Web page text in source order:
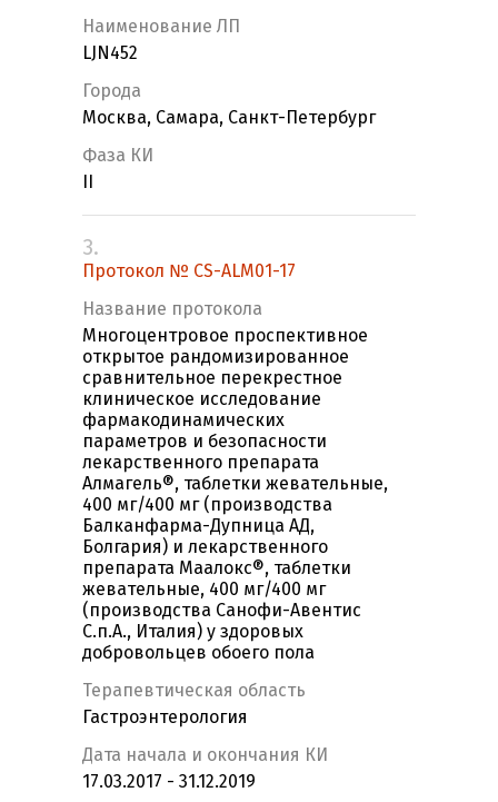
Наименование ЛП
LJN452
Города
Москва, Самара, Санкт-Петербург
Фаза КИ
3.
Протокол № CS-ALM01-17
Название протокола
Многоцентровое проспективное
открытое рандомизированное
сравнительное перекрестное
клиническое исследование
фармакодинамических
параметров и безопасности
лекарственного препарата
Алмагель®, таблетки жевательные,
400 мг/400 мг (производства
Балканфарма-Дупница АД,
Болгария) и лекарственного
препарата Маалокс®, таблетки
жевательные, 400 мг/400 мг
(производства Санофи-Авентис
С.п.А., Италия) у здоровых
добровольцев обоего пола
Терапевтическая область
Гастроэнтерология
Дата начала и окончания КИ
17.03.2017 - 31.12.2019